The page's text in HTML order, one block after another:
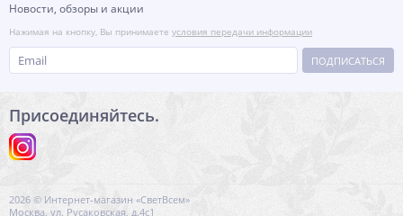
Новости, обзоры и акции
Нажимая на кнопку, Вы принимаете условия передачи информации
ПОДПИСАТЬСЯ
Присоединяйтесь.
2026 © Интернет-магазин «СветВсем»
Москва, ул. Русаковская, д.4с1